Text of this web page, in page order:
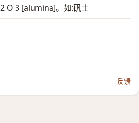
O 3 [alumina]。如:矾土
反馈